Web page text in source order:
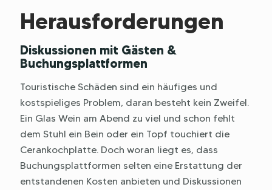
Herausforderungen
Diskussionen mit Gästen &
Buchungsplattformen
Touristische Schäden sind ein häufiges und
kostspieliges Problem, daran besteht kein Zweifel.
Ein Glas Wein am Abend zu viel und schon fehlt
dem Stuhl ein Bein oder ein Topf touchiert die
Cerankochplatte. Doch woran liegt es, dass
Buchungsplattformen selten eine Erstattung der
entstandenen Kosten anbieten und Diskussionen